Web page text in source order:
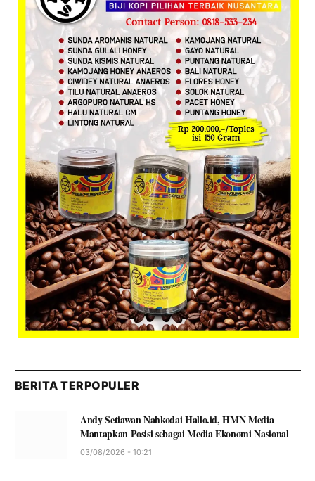
BERITA TERPOPULER
Andy Setiawan Nahkodai Hallo.id, HMN Media
Mantapkan Posisi sebagai Media Ekonomi Nasional
03/08/2026 - 10:21